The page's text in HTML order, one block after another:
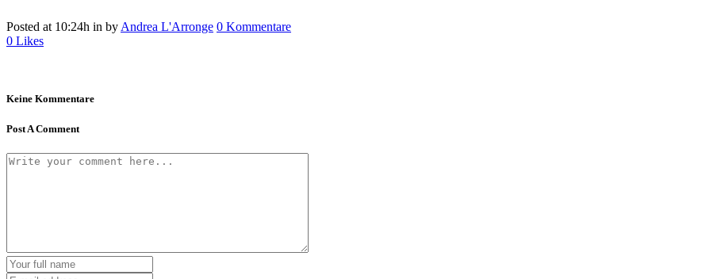
Posted at 10:24h in by Andrea L'Arronge 0 Kommentare
0 Likes
Keine Kommentare
Post A Comment